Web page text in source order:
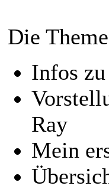
Die
Infos
Ray
Mein